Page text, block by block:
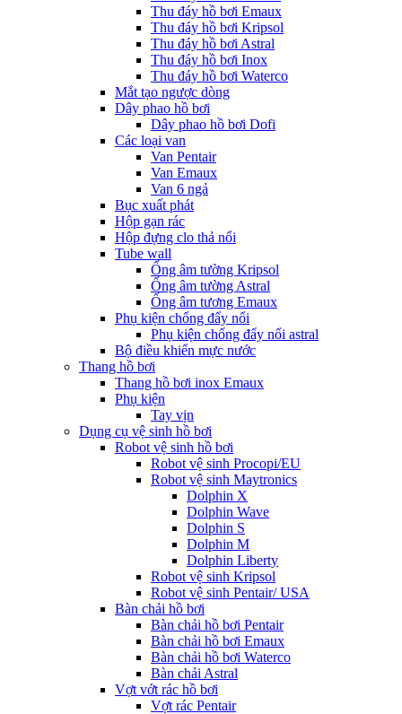
Thu đáy hồ bơi Emaux
Thu đáy hồ bơi Kripsol
Thu đáy hồ bơi Astral
Thu đáy hồ bơi Inox
Thu đáy hồ bơi Waterco
Mắt tạo ngược dòng
Dây phao hồ bơi
Dây phao hồ bơi Dofi
Các loại van
Van Pentair
Van Emaux
Van 6 ngả
Bục xuất phát
Hộp gạn rác
Hộp đựng clo thả nổi
Tube wall
Ống âm tường Kripsol
Ống âm tường Astral
Ống âm tương Emaux
Phụ kiện chống đẩy nổi
Phụ kiện chống đẩy nổi astral
Bộ điều khiển mực nước
Thang hồ bơi
Thang hồ bơi inox Emaux
Phụ kiện
Tay vịn
Dụng cụ vệ sinh hồ bơi
Robot vệ sinh hồ bơi
Robot vệ sinh Procopi/EU
Robot vệ sinh Maytronics
Dolphin X
Dolphin Wave
Dolphin S
Dolphin M
Dolphin Liberty
Robot vệ sinh Kripsol
Robot vệ sinh Pentair/ USA
Bàn chải hồ bơi
Bàn chải hồ bơi Pentair
Bàn chải hồ bơi Emaux
Bàn chải hồ bơi Waterco
Bàn chải Astral
Vợt vớt rác hồ bơi
Vợt rác Pentair